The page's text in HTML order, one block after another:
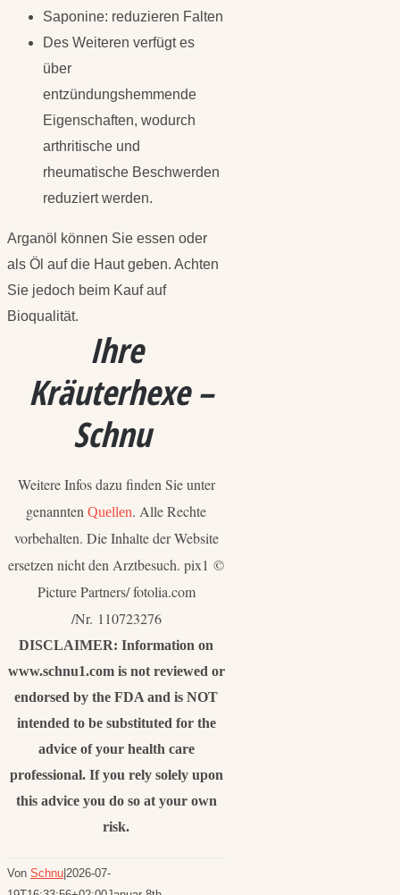
Saponine: reduzieren Falten
Des Weiteren verfügt es
über
entzündungshemmende
Eigenschaften, wodurch
arthritische und
rheumatische Beschwerden
reduziert werden.
Arganöl können Sie essen oder
als Öl auf die Haut geben. Achten
Sie jedoch beim Kauf auf
Bioqualität.
Ihre
Kräuterhexe –
Schnu
Weitere Infos dazu finden Sie unter
genannten Quellen. Alle Rechte
vorbehalten. Die Inhalte der Website
ersetzen nicht den Arztbesuch. pix1 ©
Picture Partners/ fotolia.com
/Nr. 110723276
DISCLAIMER: Information on
www.schnu1.com is not reviewed or
endorsed by the FDA and is NOT
intended to be substituted for the
advice of your health care
professional. If you rely solely upon
this advice you do so at your own
risk.
Von Schnu 2026-07-